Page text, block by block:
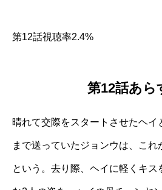
第12話視聴率2.4%
第12話あら
晴れて交際をスタートさせたヘイ
まで送っていたジョンウは、これ
という。去り際、ヘイに軽くキス